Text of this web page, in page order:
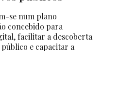
se num plano
concebido para
facilitar a descoberta
e capacitar a